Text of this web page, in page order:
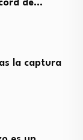
de…
la captura